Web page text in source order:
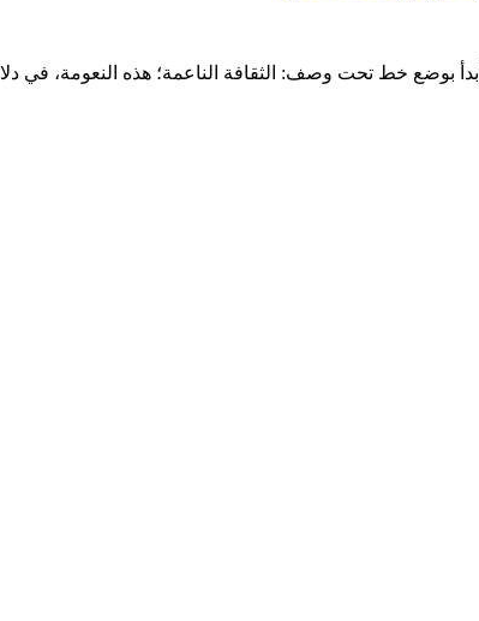
خط تحت وصف: الثقافة الناعمة؛ هذه النعومة، في